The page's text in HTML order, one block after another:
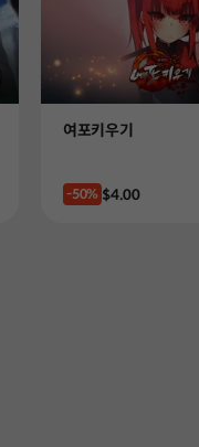
Product
여포키우기
-50% Price
$4.00